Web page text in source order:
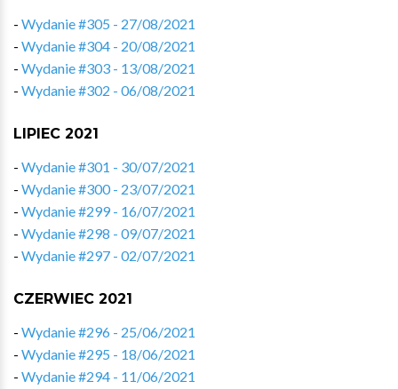
- Wydanie #305 - 27/08/2021
- Wydanie #304 - 20/08/2021
- Wydanie #303 - 13/08/2021
- Wydanie #302 - 06/08/2021
LIPIEC 2021
- Wydanie #301 - 30/07/2021
- Wydanie #300 - 23/07/2021
- Wydanie #299 - 16/07/2021
- Wydanie #298 - 09/07/2021
- Wydanie #297 - 02/07/2021
CZERWIEC 2021
- Wydanie #296 - 25/06/2021
- Wydanie #295 - 18/06/2021
- Wydanie #294 - 11/06/2021